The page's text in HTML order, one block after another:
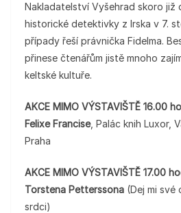
Nakladatelství Vyšehrad skoro již
historické detektivky z Irska v 7.
případy řeší právnička Fidelma.
přinese čtenářům jistě mnoho
keltské kultuře.
AKCE MIMO VÝSTAVIŠTĚ 16.00
Felixe Francise, Palác knih Luxor,
Praha
AKCE MIMO VÝSTAVIŠTĚ 17.00
Torstena Petterssona (Dej mi své
srdci)